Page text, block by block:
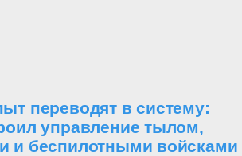
переводят в систему:
управление тылом,
и беспилотными войсками